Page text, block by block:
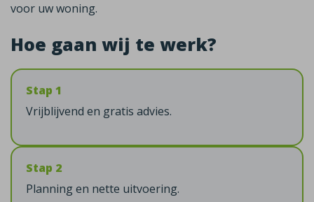
voor uw woning.
Hoe gaan wij te werk?
Stap 1
Vrijblijvend en gratis advies.
Stap 2
Planning en nette uitvoering.